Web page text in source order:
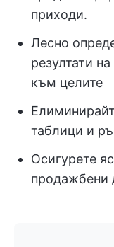
приходи.
Лесно
резултати
към целите
таблици и
Осигурете
продажбени